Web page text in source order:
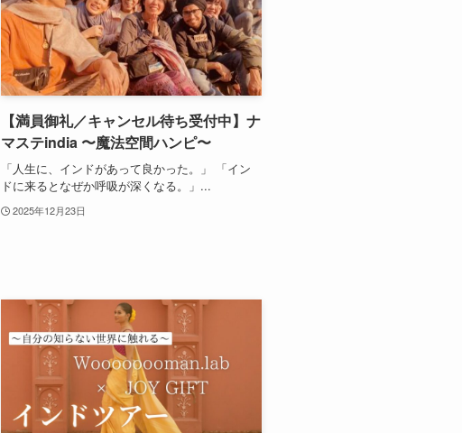
【満員御礼／キャンセル待ち受付中】ナ
マステindia 〜魔法空間ハンピ〜
「人生に、インドがあって良かった。」 「イン
ドに来るとなぜか呼吸が深くなる。」...
2025年12月23日